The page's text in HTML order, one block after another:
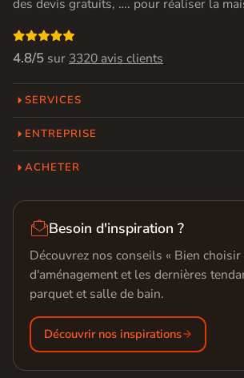
des devis gratuits, …. pour réaliser la

4.8/5 sur 3320 avis clients
SERVICES
ENTREPRISE
ACHETER
Besoin d'inspiration ?
Découvrez nos conseils « Bien
d'aménagement et les dernières
parquet et salle de bain.
Découvrir nos inspirations